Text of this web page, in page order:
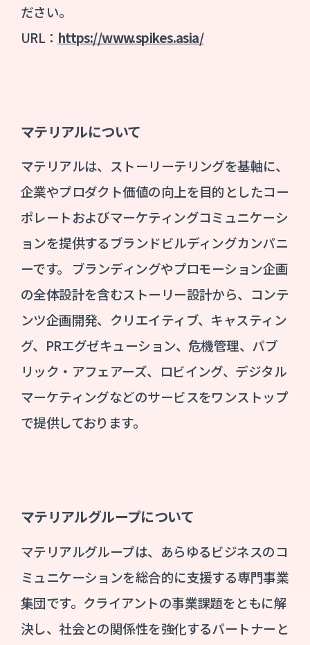
ださい。
URL： https://www.spikes.asia/
マテリアルについて
マテリアルは、ストーリーテリングを基軸に、
企業やプロダクト価値の向上を目的としたコー
ポレートおよびマーケティングコミュニケーシ
ョンを提供するブランドビルディングカンパニ
ーです。 ブランディングやプロモーション企画
の全体設計を含むストーリー設計から、コンテ
ンツ企画開発、クリエイティブ、キャスティン
グ、PRエグゼキューション、危機管理、パブ
リック・アフェアーズ、ロビイング、デジタル
マーケティングなどのサービスをワンストップ
で提供しております。
マテリアルグループについて
マテリアルグループは、あらゆるビジネスのコ
ミュニケーションを総合的に支援する専⾨事業
集団です。クライアントの事業課題をともに解
決し、社会との関係性を強化するパートナーと